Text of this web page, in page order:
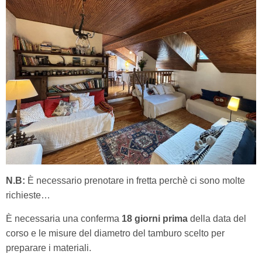
N.B: È necessario prenotare in fretta perchè ci sono molte
richieste…
È necessaria una conferma 18 giorni prima della data del
corso e le misure del diametro del tamburo scelto per
preparare i materiali.